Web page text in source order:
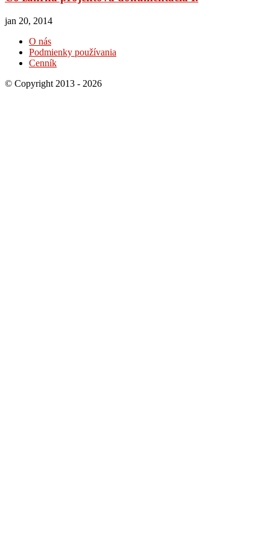
jan 20, 2014
O nás
Podmienky používania
Cenník
© Copyright 2013 - 2026